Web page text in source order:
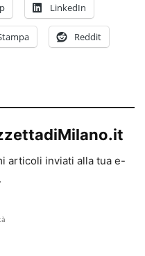
LinkedIn
Reddit
articoli inviati alla tua e-